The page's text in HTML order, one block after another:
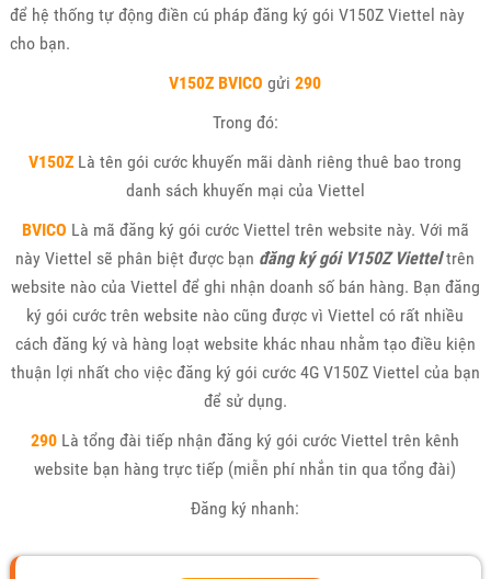
để hệ thống tự động điền cú pháp đăng ký gói V150Z Viettel này
cho bạn.
V150Z BVICO gửi 290
Trong đó:
V150Z Là tên gói cước khuyến mãi dành riêng thuê bao trong
danh sách khuyến mại của Viettel
BVICO Là mã đăng ký gói cước Viettel trên website này. Với mã
này Viettel sẽ phân biệt được bạn đăng ký gói V150Z Vietteltrên
website nào của Viettel để ghi nhận doanh số bán hàng. Bạn đăng
ký gói cước trên website nào cũng được vì Viettel có rất nhiều
cách đăng ký và hàng loạt website khác nhau nhằm tạo điều kiện
thuận lợi nhất cho việc đăng ký gói cước 4G V150Z Viettel của bạn
để sử dụng.
290 Là tổng đài tiếp nhận đăng ký gói cước Viettel trên kênh
website bạn hàng trực tiếp (miễn phí nhắn tin qua tổng đài)
Đăng ký nhanh: